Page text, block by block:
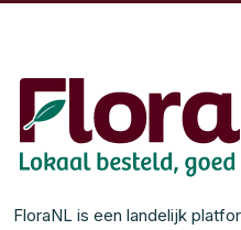
FloraNL is een landelijk